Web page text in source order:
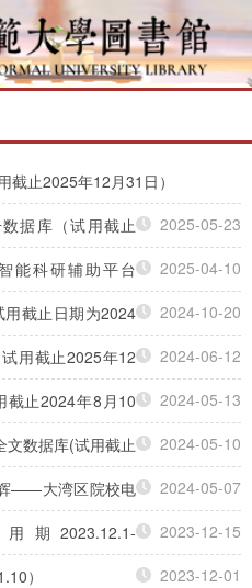
截止2025年12月31日）
2025-05-23
据库（试用截止
2025-04-10
能科研辅助平台
2024-10-20
用截止日期为2024
2024-06-12
用截止2025年12
2024-05-13
截止2024年8月10
2024-05-10
文数据库(试用截止
2024-05-07
——大湾区院校电
2023-12-15
期2023.12.1-
2023-12-01
）